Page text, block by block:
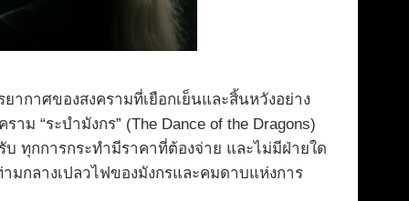
กาศของสงครามที่เยือกเย็นและสิ้นหวังอย่าง
“ระบำมังกร” (The Dance of the Dragons)
ทุกการกระทำมีราคาที่ต้องจ่าย และไม่มีฝ่ายใด
มกลางเปลวไฟของมังกรและคมดาบแห่งการ